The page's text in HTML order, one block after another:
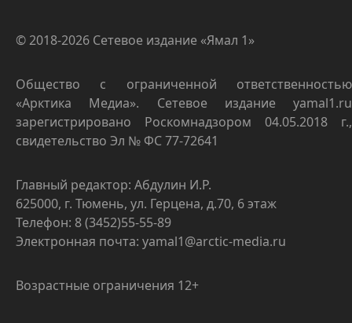
© 2018-2026 Сетевое издание «Ямал 1»
Общество с ограниченной ответственностью
«Арктика Медиа». Сетевое издание yamal1.ru
зарегистрировано Роскомнадзором 04.05.2018 г.,
свидетельство Эл № ФС 77-72641
Главный редактор: Абдулин И.Р.
625000, г. Тюмень, ул. Герцена, д.70, 6 этаж
Телефон: 8 (3452)55-55-89
Электронная почта: yamal1@arctic-media.ru
Возрастные ограничения 12+